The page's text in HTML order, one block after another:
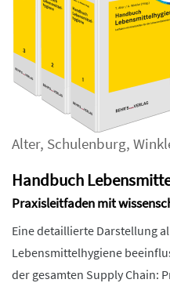
Alter, Schulenburg,
Handbuch
Praxisleitfaden mit
Eine detaillierte Darstellung
Lebensmittelhygiene
der gesamten Supply Chain: